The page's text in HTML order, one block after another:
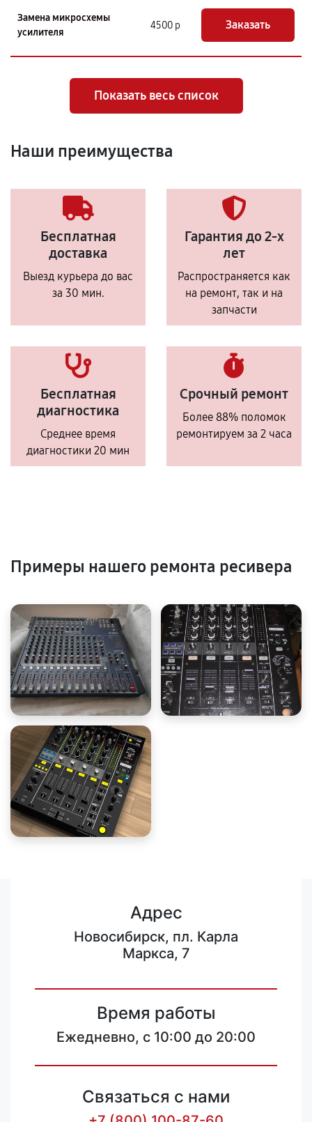
Замена микросхемы
усилителя
4500 р Заказать
Показать весь список
Наши преимущества
Бесплатная
доставка
Выезд курьера до вас
за 30 мин.
Гарантия до 2-х
лет
Распространяется как
на ремонт, так и на
запчасти
Бесплатная
диагностика
Среднее время
диагностики 20 мин
Срочный ремонт
Более 88% поломок
ремонтируем за 2 часа
Примеры нашего ремонта ресивера
Адрес
Новосибирск, пл. Карла
Маркса, 7
Время работы
Ежедневно, с 10:00 до 20:00
Связаться с нами